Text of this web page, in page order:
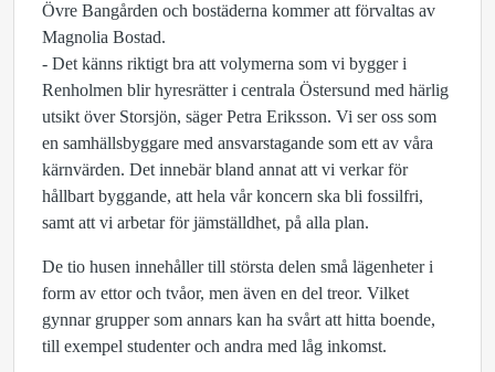
Övre Bangården och bostäderna kommer att förvaltas av
Magnolia Bostad.
- Det känns riktigt bra att volymerna som vi bygger i
Renholmen blir hyresrätter i centrala Östersund med härlig
utsikt över Storsjön, säger Petra Eriksson. Vi ser oss som
en samhällsbyggare med ansvarstagande som ett av våra
kärnvärden. Det innebär bland annat att vi verkar för
hållbart byggande, att hela vår koncern ska bli fossilfri,
samt att vi arbetar för jämställdhet, på alla plan.
De tio husen innehåller till största delen små lägenheter i
form av ettor och tvåor, men även en del treor. Vilket
gynnar grupper som annars kan ha svårt att hitta boende,
till exempel studenter och andra med låg inkomst.